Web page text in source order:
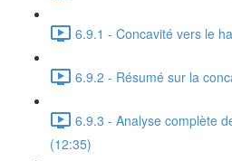
6.9.1 - Concavité vers le
6.9.2 - Résumé sur la
6.9.3 - Analyse complète
(12:35)